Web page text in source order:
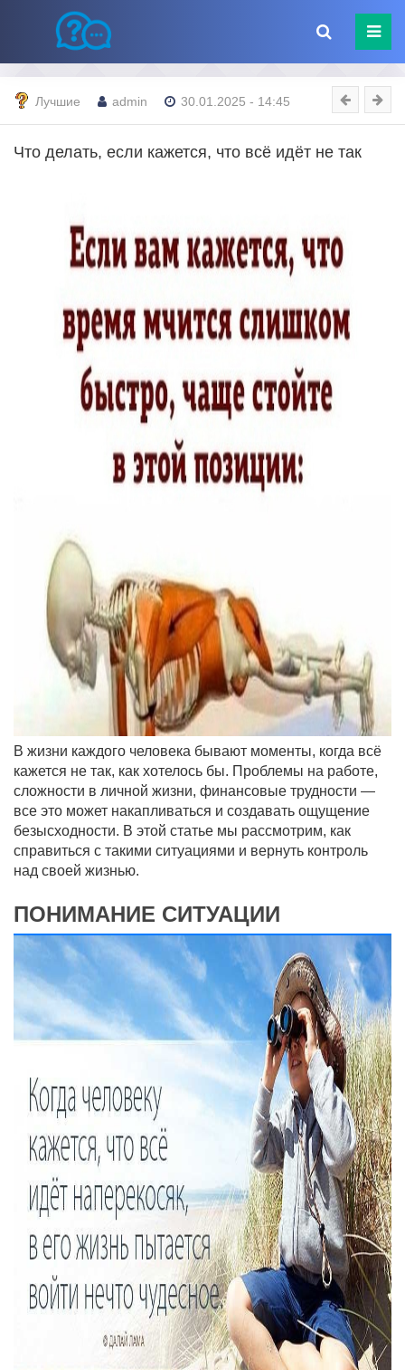
Лучшие admin 30.01.2025 - 14:45
Что делать, если кажется, что всё идёт не так
В жизни каждого человека бывают моменты, когда всё
кажется не так, как хотелось бы. Проблемы на работе,
сложности в личной жизни, финансовые трудности —
все это может накапливаться и создавать ощущение
безысходности. В этой статье мы рассмотрим, как
справиться с такими ситуациями и вернуть контроль
над своей жизнью.
ПОНИМАНИЕ СИТУАЦИИ